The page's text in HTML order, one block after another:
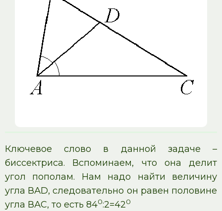
Ключевое слово в данной задаче –
биссектриса. Вспоминаем, что она делит
угол пополам. Нам надо найти величину
угла ВАD, следовательно он равен половине
угла ВАС, то есть 840:2=420